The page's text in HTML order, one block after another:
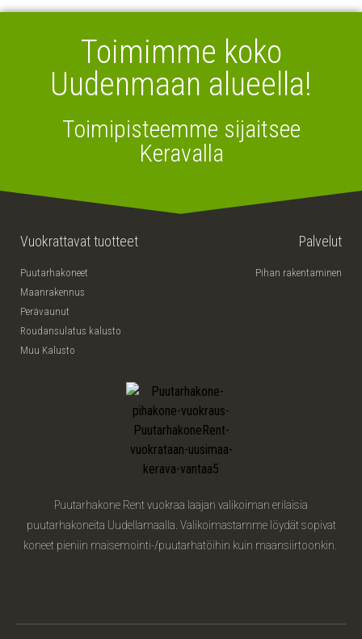
Toimimme koko
Uudenmaan alueella!
Toimipisteemme sijaitsee
Keravalla
Vuokrattavat tuotteet
Puutarhakoneet
Maanrakennus
Perävaunut
Roudansulatus kalusto
Muu Kalusto
Palvelut
Pihan rakentaminen
Puutarhakone Rent vuokraa laajan valikoiman erilaisia
puutarhakoneita Uudellamaalla. Valikoimastamme löydät sopivat
koneet pieniin maisemointi-/puutarhatöihin kuin maansiirtoonkin.